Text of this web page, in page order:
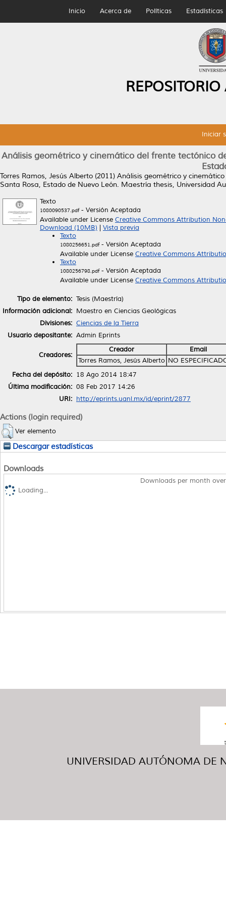
Inicio Acerca de Políticas Estadísticas
Iniciar
Análisis geométrico y cinemático del frente tectónico
Torres Ramos, Jesús Alberto (2011) Análisis geométrico y
Santa Rosa, Estado de Nuevo León. Maestría thesis, Universidad
Texto
1080090537.pdf- Versión Aceptada
Available under License Creative Commons Attribution
Download (10MB)
Vista previa
Texto
1080256651.pdf- Versión Aceptada
Available under License Creative Commons
Texto
1080256798.pdf- Versión Aceptada
Available under License Creative Commons
Tipo de elemento: Tesis (Maestría)
Información adicional: Maestro en Ciencias Geológicas
Divisiones: Ciencias de la Tierra
Usuario depositante: Admin Eprints
Creadores:
Creador
Email
Torres Ramos, Jesús Alberto NO
Fecha del depósito: 18 Ago 2014 18:47
Última modificación: 08 Feb 2017 14:26
URI: http://eprints.uanl.mx/id/eprint/2877
Actions (login required)
Ver elemento
Descargar estadísticas
Downloads
Downloads per month
Loading...
UNIVERSIDAD AUTÓNOMA DE